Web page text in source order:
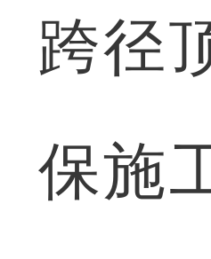
跨径
保施